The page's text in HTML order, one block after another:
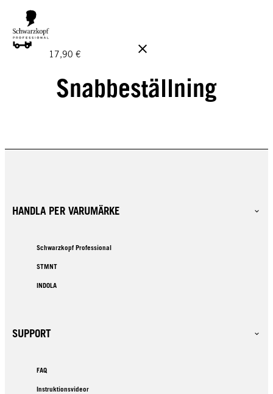
GRATIS LEVERANS PÅ BESTÄLLNINGAR ÖVER 160 €!
17,90 €
Snabbeställning
HANDLA PER VARUMÄRKE
Schwarzkopf Professional
STMNT
INDOLA
SUPPORT
FAQ
Instruktionsvideor